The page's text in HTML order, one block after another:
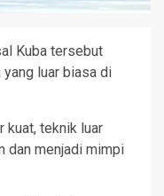
Kuba tersebut
luar biasa di
kuat, teknik luar
dan menjadi mimpi